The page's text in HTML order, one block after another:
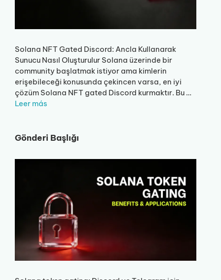
Solana NFT Gated Discord: Ancla Kullanarak
Sunucu Nasıl Oluşturulur Solana üzerinde bir
community başlatmak istiyor ama kimlerin
erişebileceği konusunda çekincen varsa, en iyi
çözüm Solana NFT gated Discord kurmaktır. Bu …
Leer más
Gönderi Başlığı